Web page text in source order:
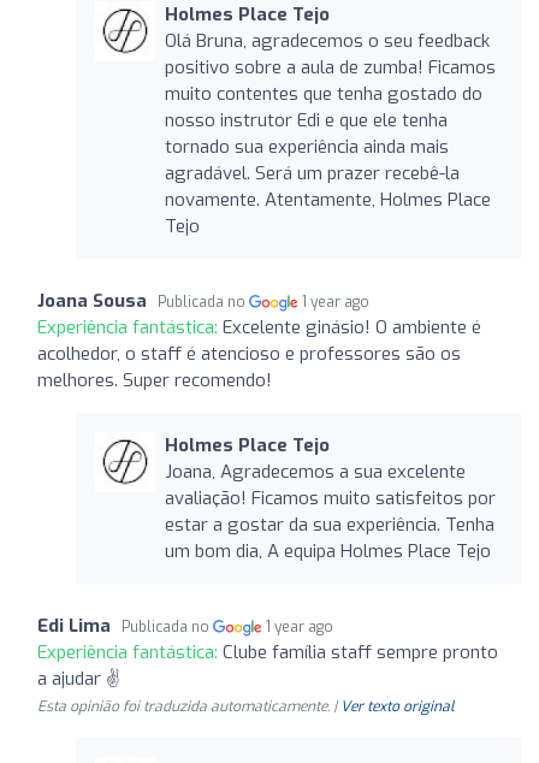
Holmes Place Tejo
Olá Bruna, agradecemos o seu feedback
positivo sobre a aula de zumba! Ficamos
muito contentes que tenha gostado do
nosso instrutor Edi e que ele tenha
tornado sua experiência ainda mais
agradável. Será um prazer recebê-la
novamente. Atentamente, Holmes Place
Tejo
Joana Sousa Publicada no 1 year ago
Experiência fantástica: Excelente ginásio! O ambiente é
acolhedor, o staff é atencioso e professores são os
melhores. Super recomendo!
Holmes Place Tejo
Joana, Agradecemos a sua excelente
avaliação! Ficamos muito satisfeitos por
estar a gostar da sua experiência. Tenha
um bom dia, A equipa Holmes Place Tejo
Edi Lima Publicada no 1 year ago
Experiência fantástica: Clube família staff sempre pronto
a ajudar ✌️
Esta opinião foi traduzida automaticamente. | Ver texto original